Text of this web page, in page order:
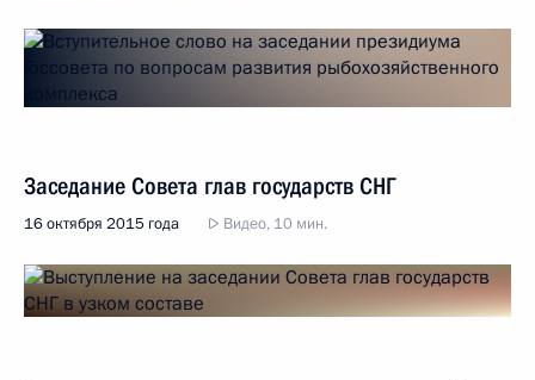
Заседание Совета глав государств СНГ
16 октября 2015 года Видео, 10 мин.